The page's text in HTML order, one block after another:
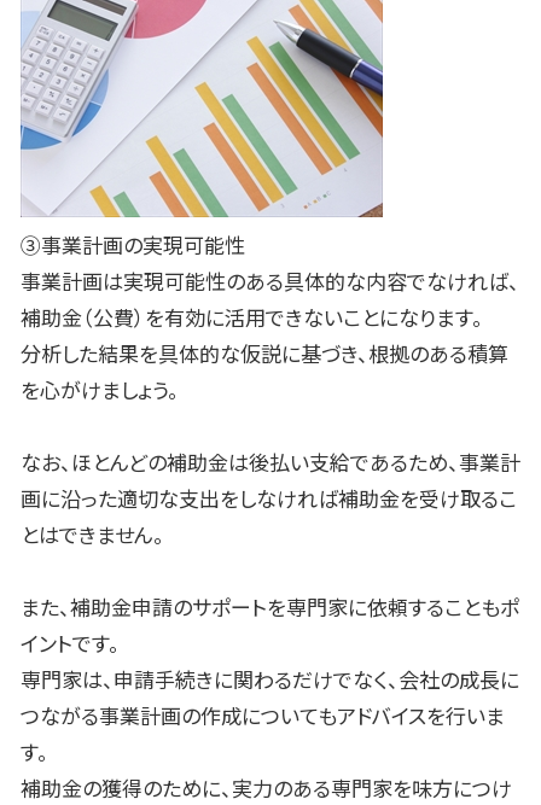
③事業計画の実現可能性
事業計画は実現可能性のある具体的な内容でなければ、
補助金（公費）を有効に活用できないことになります。
分析した結果を具体的な仮説に基づき、根拠のある積算
を心がけましょう。
なお、ほとんどの補助金は後払い支給であるため、事業計
画に沿った適切な支出をしなければ補助金を受け取るこ
とはできません。
また、補助金申請のサポートを専門家に依頼することもポ
イントです。
専門家は、申請手続きに関わるだけでなく、会社の成長に
つながる事業計画の作成についてもアドバイスを行いま
す。
補助金の獲得のために、実力のある専門家を味方につけ